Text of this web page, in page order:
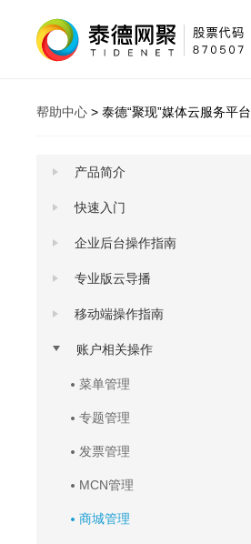
帮助中心 > 泰德“聚现”媒体云服务平台
产品简介
快速入门
企业后台操作指南
专业版云导播
移动端操作指南
账户相关操作
菜单管理
专题管理
发票管理
MCN管理
商城管理